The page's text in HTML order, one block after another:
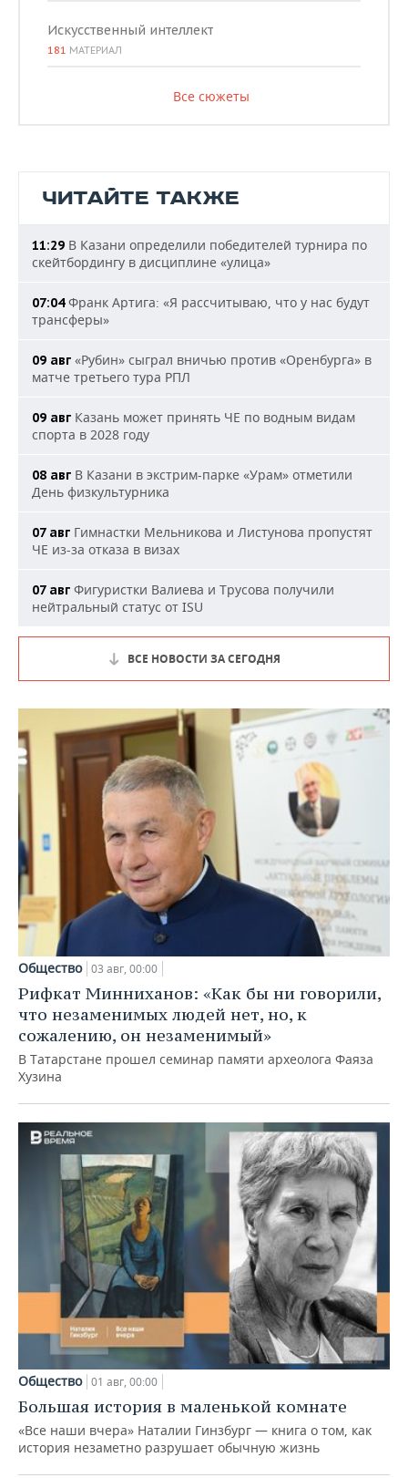
Искусственный интеллект
181 МАТЕРИАЛ
Все сюжеты
ЧИТАЙТЕ ТАКЖЕ
11:29 В Казани определили победителей турнира по
скейтбордингу в дисциплине «улица»
07:04Франк Артига: «Я рассчитываю, что у нас будут
трансферы»
09 авг «Рубин» сыграл вничью против «Оренбурга» в
матче третьего тура РПЛ
09 авг Казань может принять ЧЕ по водным видам
спорта в 2028 году
08 авг В Казани в экстрим-парке «Урам» отметили
День физкультурника
07 авг Гимнастки Мельникова и Листунова пропустят
ЧЕ из-за отказа в визах
07 авг Фигуристки Валиева и Трусова получили
нейтральный статус от ISU
ВСЕ НОВОСТИ ЗА СЕГОДНЯ
Общество 03 авг, 00:00
Рифкат Минниханов: «Как бы ни говорили,
что незаменимых людей нет, но, к
сожалению, он незаменимый»
В Татарстане прошел семинар памяти археолога Фаяза
Хузина
Общество 01 авг, 00:00
Большая история в маленькой комнате
«Все наши вчера» Наталии Гинзбург — книга о том, как
история незаметно разрушает обычную жизнь